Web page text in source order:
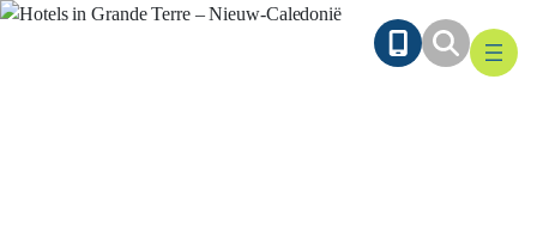
Ga